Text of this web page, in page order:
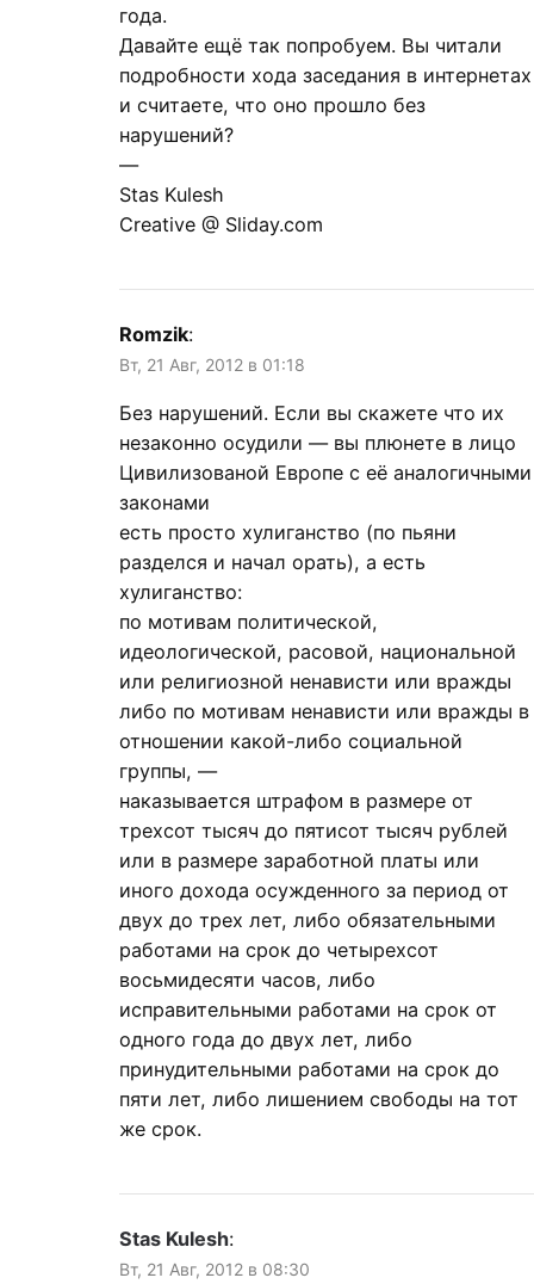
года.
Давайте ещё так попробуем. Вы читали
подробности хода заседания в интернетах
и считаете, что оно прошло без
нарушений?
—
Stas Kulesh
Creative @ Sliday.com
Romzik:
Вт, 21 Авг, 2012 в 01:18
Без нарушений. Если вы скажете что их
незаконно осудили — вы плюнете в лицо
Цивилизованой Европе с её аналогичными
законами
есть просто хулиганство (по пьяни
разделся и начал орать), а есть
хулиганство:
по мотивам политической,
идеологической, расовой, национальной
или религиозной ненависти или вражды
либо по мотивам ненависти или вражды в
отношении какой-либо социальной
группы, —
наказывается штрафом в размере от
трехсот тысяч до пятисот тысяч рублей
или в размере заработной платы или
иного дохода осужденного за период от
двух до трех лет, либо обязательными
работами на срок до четырехсот
восьмидесяти часов, либо
исправительными работами на срок от
одного года до двух лет, либо
принудительными работами на срок до
пяти лет, либо лишением свободы на тот
же срок.
Stas Kulesh:
Вт, 21 Авг, 2012 в 08:30